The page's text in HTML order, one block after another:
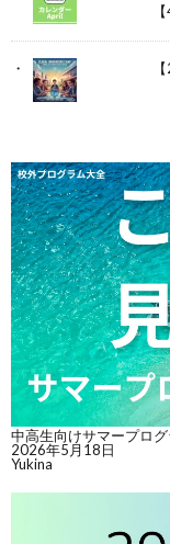
中高生向けサマープロ
2026年5月18日
Yukina